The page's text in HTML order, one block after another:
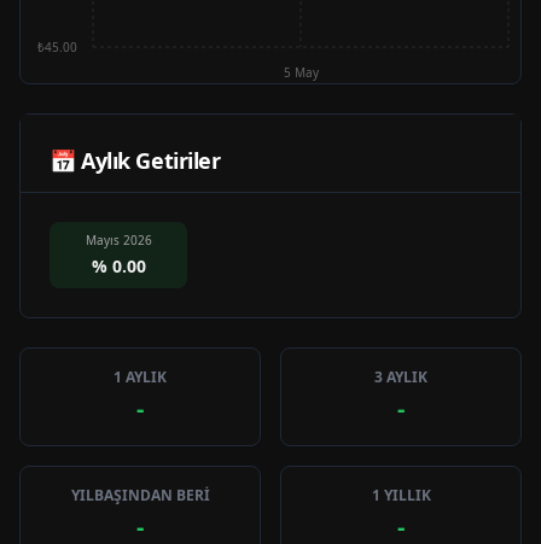
5 May
₺45.00
📅 Aylık Getiriler
Mayıs 2026
% 0.00
1 AYLIK
-
3 AYLIK
-
YILBAŞINDAN BERİ
-
1 YILLIK
-